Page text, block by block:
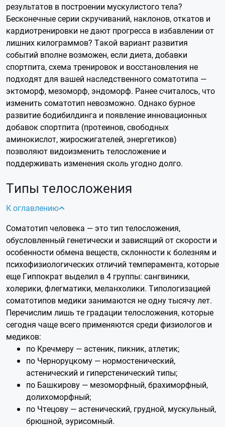
результатов в построении мускулистого тела?
Бесконечные серии скручиваний, наклонов, откатов и
кардиотренировки не дают прогресса в избавлении от
лишних килограммов? Такой вариант развития
событий вполне возможен, если диета, добавки
спортпита, схема тренировок и восстановления не
подходят для вашей наследственного соматотипа —
эктоморф, мезоморф, эндоморф. Ранее считалось, что
изменить соматотип невозможно. Однако бурное
развитие бодибилдинга и появление инновационных
добавок спортпита (протеинов, свободных
аминокислот, жиросжигателей, энергетиков)
позволяют видоизменить телосложение и
поддерживать изменения сколь угодно долго.
Типы телосложения
К оглавлению
Соматотип человека — это тип телосложения,
обусловленный генетически и зависящий от скорости и
особенности обмена веществ, склонности к болезням и
психофизиологических отличий темперамента, которые
еще Гиппократ выделил в 4 группы: сангвиники,
холерики, флегматики, меланхолики. Типологизацией
соматотипов медики занимаются не одну тысячу лет.
Перечислим лишь те градации телосложения, которые
сегодня чаще всего применяются среди физиологов и
медиков:
по Кречмеру — астеник, пикник, атлетик;
по Черноруцкому — нормостенический,
астенический и гиперстенический типы;
по Башкирову — мезоморфный, брахиморфный,
долихоморфный;
по Чтецову — астенический, грудной, мускульный,
брюшной, эурисомный.